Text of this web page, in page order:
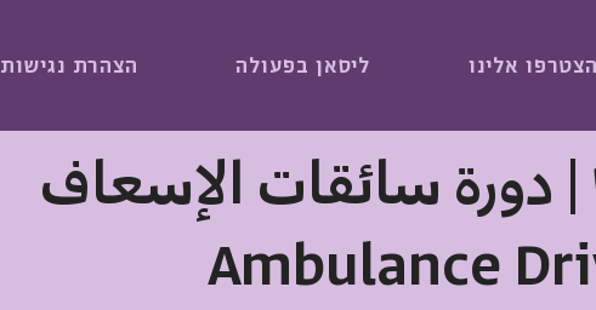
הצטרפו אלינו ליסאן בפעולה הצהרת נגישות
دورة سائقات الإسعاف
Ambulance